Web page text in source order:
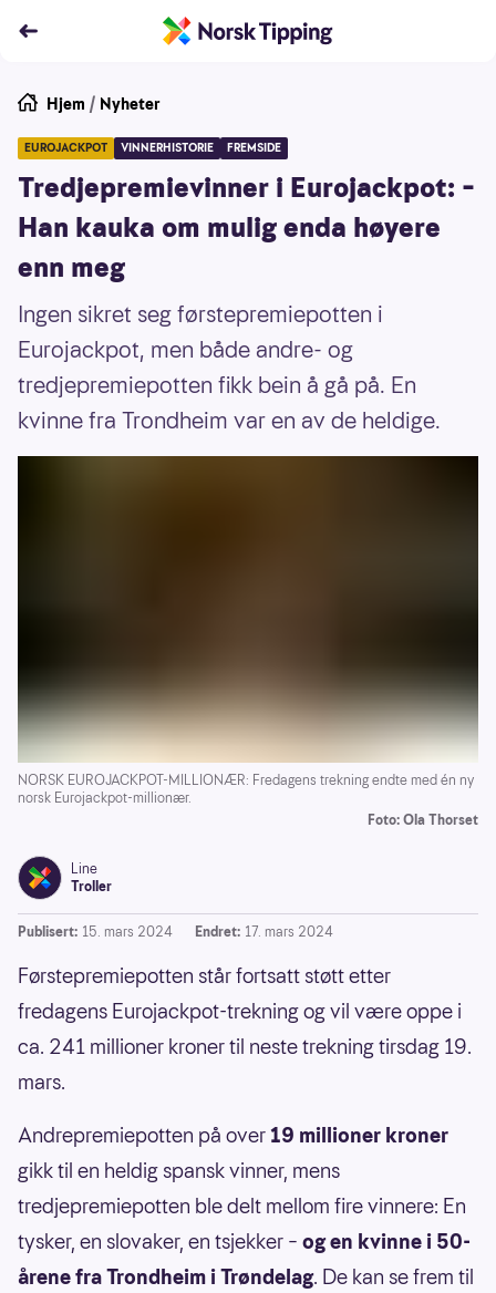
Hjem / Nyheter
EUROJACKPOT VINNERHISTORIE FREMSIDE
Tredjepremievinner i Eurojackpot: –
Han kauka om mulig enda høyere
enn meg
Ingen sikret seg førstepremiepotten i
Eurojackpot, men både andre- og
tredjepremiepotten fikk bein å gå på. En
kvinne fra Trondheim var en av de heldige.
NORSK EUROJACKPOT-MILLIONÆR: Fredagens trekning endte med én ny
norsk Eurojackpot-millionær.
Foto: Ola Thorset
Line
Troller
Publisert: 15. mars 2024 Endret: 17. mars 2024
Førstepremiepotten står fortsatt støtt etter
fredagens Eurojackpot-trekning og vil være oppe i
ca. 241 millioner kroner til neste trekning tirsdag 19.
mars.
Andrepremiepotten på over19 millioner kroner
gikk til en heldig spansk vinner, mens
tredjepremiepotten ble delt mellom fire vinnere: En
tysker, en slovaker, en tsjekker – og en kvinne i 50-
årene fra Trondheim i Trøndelag. De kan se frem til